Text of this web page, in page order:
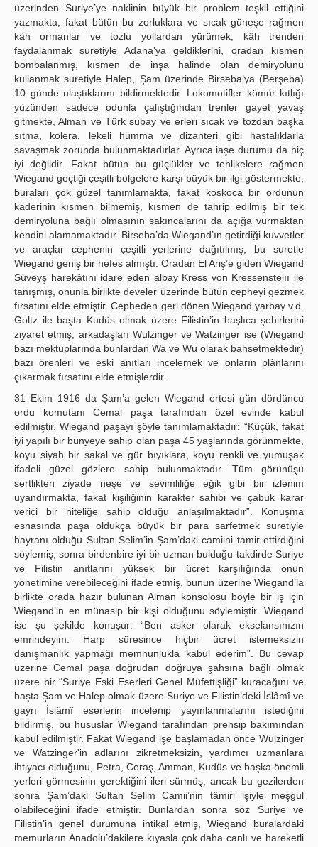
üzerinden Suriye’ye naklinin büyük bir problem teşkil ettiğini
yazmakta, fakat bütün bu zorluklara ve sıcak güneşe rağmen
kâh ormanlar ve tozlu yollardan yürümek, kâh trenden
faydalanmak suretiyle Adana’ya geldiklerini, oradan kısmen
bombalanmış, kısmen de inşa halinde olan demiryolunu
kullanmak suretiyle Halep, Şam üzerinde Birseba’ya (Berşeba)
10 günde ulaştıklarını bildirmektedir. Lokomotifler kömür kıtlığı
yüzünden sadece odunla çalıştığından trenler gayet yavaş
gitmekte, Alman ve Türk subay ve erleri sıcak ve tozdan başka
sıtma, kolera, lekeli hümma ve dizanteri gibi hastalıklarla
savaşmak zorunda bulunmaktadırlar. Ayrıca iaşe durumu da hiç
iyi değildir. Fakat bütün bu güçlükler ve tehlikelere rağmen
Wiegand geçtiği çeşitli bölgelere karşı büyük bir ilgi göstermekte,
buraları çok güzel tanımlamakta, fakat koskoca bir ordunun
kaderinin kısmen bilmemiş, kısmen de tahrip edilmiş bir tek
demiryoluna bağlı olmasının sakıncalarını da açığa vurmaktan
kendini alamamaktadır. Birseba’da Wiegand’ın getirdiği kuvvetler
ve araçlar cephenin çeşitli yerlerine dağıtılmış, bu suretle
Wiegand geniş bir nefes almıştı. Oradan El Ariş’e giden Wiegand
Süveyş harekâtını idare eden albay Kress von Kressensteiıı ile
tanışmış, onunla birlikte develer üzerinde bütün cepheyi gezmek
fırsatını elde etmiştir. Cepheden geri dönen Wiegand yarbay v.d.
Goltz ile başta Kudüs olmak üzere Filistin’in başlıca şehirlerini
ziyaret etmiş, arkadaşları Wulzinger ve Watzinger ise (Wiegand
bazı mektuplarında bunlardan Wa ve Wu olarak bahsetmektedir)
bazı örenleri ve eski anıtları incelemek ve onların plânlarını
çıkarmak fırsatını elde etmişlerdir.
31 Ekim 1916 da Şam’a gelen Wiegand ertesi gün dördüncü
ordu komutanı Cemal paşa tarafından özel evinde kabul
edilmiştir. Wiegand paşayı şöyle tanımlamaktadır: “Küçük, fakat
iyi yapılı bir bünyeye sahip olan paşa 45 yaşlarında görünmekte,
koyu siyah bir sakal ve gür bıyıklara, koyu renkli ve yumuşak
ifadeli güzel gözlere sahip bulunmaktadır. Tüm görünüşü
sertlikten ziyade neşe ve sevimliliğe eğik gibi bir izlenim
uyandırmakta, fakat kişiliğinin karakter sahibi ve çabuk karar
verici bir niteliğe sahip olduğu anlaşılmaktadır”. Konuşma
esnasında paşa oldukça büyük bir para sarfetmek suretiyle
hayranı olduğu Sultan Selim’in Şam’daki camiini tamir ettirdiğini
söylemiş, sonra birdenbire iyi bir uzman bulduğu takdirde Suriye
ve Filistin anıtlarını yüksek bir ücret karşılığında onun
yönetimine verebileceğini ifade etmiş, bunun üzerine Wiegand’la
birlikte orada hazır bulunan Alman konsolosu böyle bir iş için
Wiegand’in en münasip bir kişi olduğunu söylemiştir. Wiegand
ise şu şekilde konuşur: “Ben asker olarak ekselansınızın
emrindeyim. Harp süresince hiçbir ücret istemeksizin
danışmanlık yapmağı memnunlukla kabul ederim”. Bu cevap
üzerine Cemal paşa doğrudan doğruya şahsına bağlı olmak
üzere bir “Suriye Eski Eserleri Genel Müfettişliği” kuracağını ve
başta Şam ve Halep olmak üzere Suriye ve Filistin’deki İslâmî ve
gayrı İslâmî eserlerin incelenip yayınlanmalarını istediğini
bildirmiş, bu hususlar Wiegand tarafından prensip bakımından
kabul edilmiştir. Fakat Wiegand işe başlamadan önce Wulzinger
ve Watzinger'in adlarını zikretmeksizin, yardımcı uzmanlara
ihtiyacı olduğunu, Petra, Ceraş, Amman, Kudüs ve başka önemli
yerleri görmesinin gerektiğini ileri sürmüş, ancak bu gezilerden
sonra Şam’daki Sultan Selim Camii’nin tâmiri işiyle meşgul
olabileceğini ifade etmiştir. Bunlardan sonra söz Suriye ve
Filistin’in genel durumuna intikal etmiş, Wiegand buralardaki
memurların Anadolu’dakilere kıyasla çok daha canlı ve hareketli